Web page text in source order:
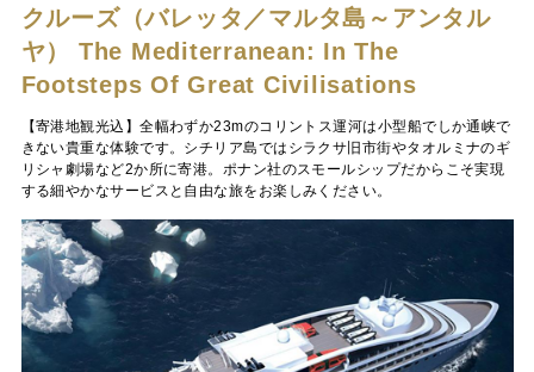
クルーズ（バレッタ／マルタ島～アンタル
ヤ） The Mediterranean: In The
Footsteps Of Great Civilisations
【寄港地観光込】全幅わずか23mのコリントス運河は小型船でしか通峡で
きない貴重な体験です。シチリア島ではシラクサ旧市街やタオルミナのギ
リシャ劇場など2か所に寄港。ポナン社のスモールシップだからこそ実現
する細やかなサービスと自由な旅をお楽しみください。